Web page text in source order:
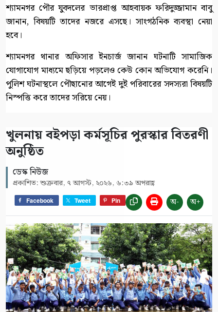
শ্যামনগর পৌর যুবদলের ভারপ্রাপ্ত আহবায়ক ফরিদুজ্জামান বাবু
জানান, বিষয়টি তাদের নজরে এসছে। সাংগঠনিক ব্যবস্থা নেয়া
হবে।
শ্যামনগর থানার অফিসার ইনচার্জ জানান ঘটনাটি সামাজিক
যোগাযোগ মাধ্যমে ছড়িয়ে পড়লেও কেউ কোন অভিযোগ করেনি।
পুলিশ ঘটনাস্থলে পৌছানোর আগেই দুই পরিবারের সদস্যরা বিষয়টি
নিস্পত্তি করে তাদের সরিয়ে নেয়।
খুলনায় বইপড়া কর্মসূচির পুরস্কার বিতরণী
অনুষ্ঠিত
ডেস্ক নিউজ
প্রকাশিত: শুক্রবার, ৭ আগস্ট, ২০২৬, ৬:৩৯ অপরাহ্ণ
Facebook Tweet Pin অ- অ+